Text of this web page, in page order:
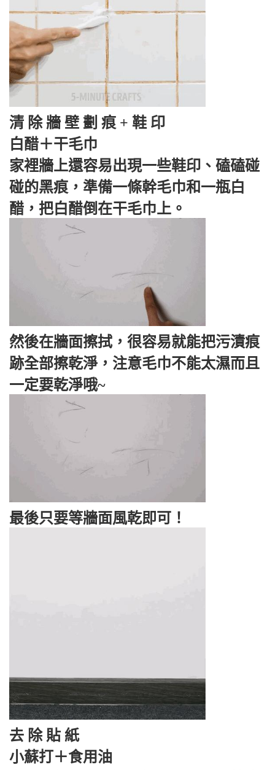
清 除 牆 壁 劃 痕 + 鞋 印
白醋＋干毛巾
家裡牆上還容易出現一些鞋印、磕磕碰
碰的黑痕，準備一條幹毛巾和一瓶白
醋，把白醋倒在干毛巾上。
然後在牆面擦拭，很容易就能把污漬痕
跡全部擦乾淨，注意毛巾不能太濕而且
一定要乾淨哦~
最後只要等牆面風乾即可！
去 除 貼 紙
小蘇打＋食用油